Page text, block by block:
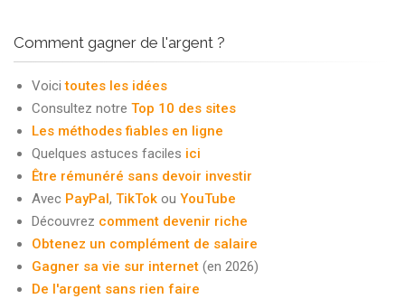
Comment gagner de l'argent ?
Voicitoutes les idées
Consultez notre Top 10 des sites
Les méthodes fiables en ligne
Quelques astuces faciles ici
Être rémunéré sans devoir investir
Avec PayPal, TikTok ou YouTube
Découvrez comment devenir riche
Obtenez un complément de salaire
Gagner sa vie sur internet (en 2026)
De l'argent sans rien faire